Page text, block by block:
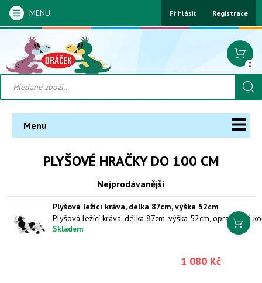
MENU Přihlásit Registrace
0
Menu
PLYŠOVÉ HRAČKY DO 100 CM
Nejprodávanější
Plyšová ležící kráva, délka 87cm, výška 52cm
Skladem
1 080 Kč